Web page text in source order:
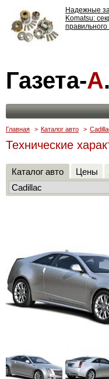
Надежные
Komatsu:
что нужно
Газета-А
Главная > Каталог авто >
Технические
Каталог авто Цены